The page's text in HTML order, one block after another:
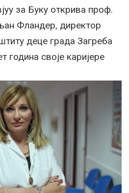
за Буку открива проф.
Фландер, директор
деце града Загреба
година своје каријере